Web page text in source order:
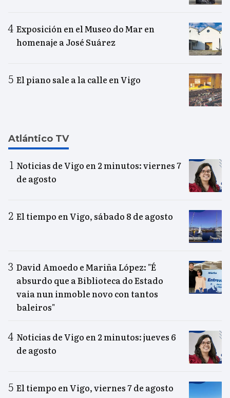
Exposición en el Museo do Mar en
homenaje a José Suárez
El piano sale a la calle en Vigo
Atlántico TV
Noticias de Vigo en 2 minutos: viernes 7
de agosto
El tiempo en Vigo, sábado 8 de agosto
David Amoedo e Mariña López: "É
absurdo que a Biblioteca do Estado
vaia nun inmoble novo con tantos
baleiros"
Noticias de Vigo en 2 minutos: jueves 6
de agosto
El tiempo en Vigo, viernes 7 de agosto